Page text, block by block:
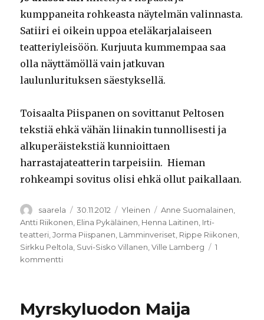
kumppaneita rohkeasta näytelmän valinnasta.
Satiiri ei oikein uppoa eteläkarjalaiseen
teatteriyleisöön. Kurjuuta kummempaa saa
olla näyttämöllä vain jatkuvan
laulunlurituksen säestyksellä.
Toisaalta Piispanen on sovittanut Peltosen
tekstiä ehkä vähän liinakin tunnollisesti ja
alkuperäistekstiä kunnioittaen
harrastajateatterin tarpeisiin. Hieman
rohkeampi sovitus olisi ehkä ollut paikallaan.
Kirjoittaja
saarela Julkaistu
30.11.2012 Kategoriat
Yleinen Avainsanat
Anne Suomalainen
Antti Riikonen Elina Pykäläinen Henna Laitinen Irti-
teatteri ,Jorma Piispanen Lämminveriset Rippe Riikonen
Sirkku Peltola Suvi-Sisko Villanen ,Ville Lamberg
1
kommenttiartikkeliin
Myrskyluodon Maija